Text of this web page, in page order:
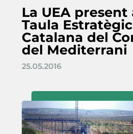
La UEA present
Taula
Catalana del
del Mediterrani
25.05.2016